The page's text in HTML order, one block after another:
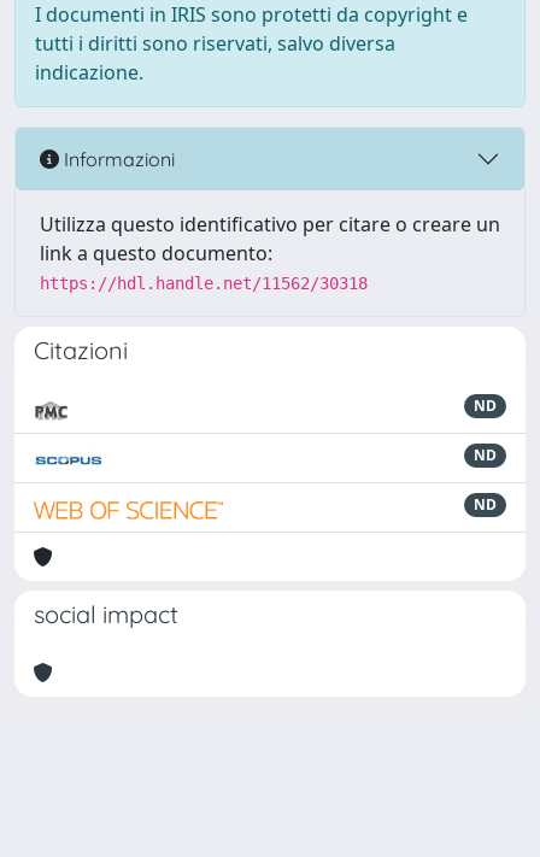
I documenti in IRIS sono protetti da copyright e
tutti i diritti sono riservati, salvo diversa
indicazione.
Informazioni
Utilizza questo identificativo per citare o creare un
link a questo documento:
https://hdl.handle.net/11562/30318
Citazioni
ND
ND
ND
social impact